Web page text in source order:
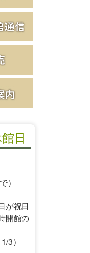
日
）
が祝日
開館の
3）